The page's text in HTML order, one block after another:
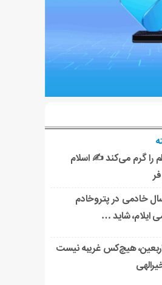
را گرم می‌کند ✍️ اسلام
خادمی در پتروخادم
ایلام، شاید …
هیچ‌کس غریبه نیست